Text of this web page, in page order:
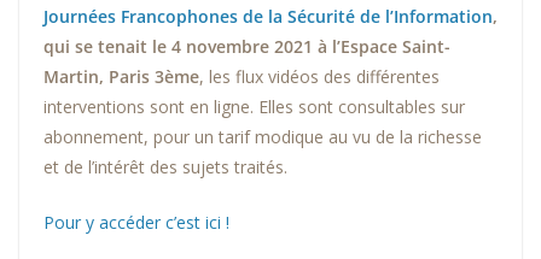
Journées Francophones de la Sécurité de l’Information,
qui se tenait le 4 novembre 2021 à l’Espace Saint-
Martin, Paris 3ème, les flux vidéos des différentes
interventions sont en ligne. Elles sont consultables sur
abonnement, pour un tarif modique au vu de la richesse
et de l’intérêt des sujets traités.
Pour y accéder c’est ici !